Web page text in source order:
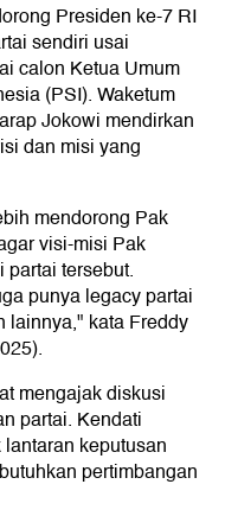
Presiden ke-7 RI
sendiri usai
calon Ketua Umum
(PSI). Waketum
Jokowi mendirkan
dan misi yang
mendorong Pak
visi-misi Pak
tersebut.
punya legacy partai
lainnya," kata Freddy
mengajak diskusi
partai. Kendati
keputusan
pertimbangan